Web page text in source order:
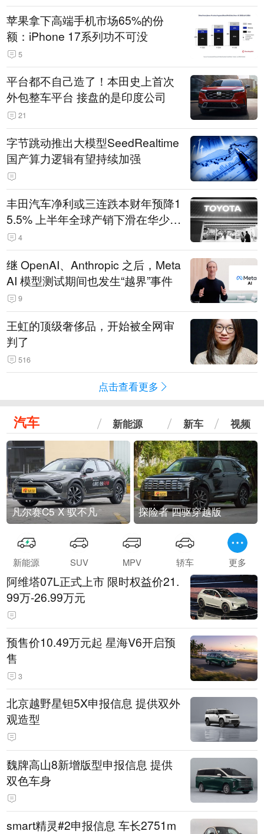
苹果拿下高端手机市场65%的份
额：iPhone 17系列功不可没
5
平台都不自己造了！本田史上首次
外包整车平台 接盘的是印度公司
21
字节跳动推出大模型SeedRealtime
国产算力逻辑有望持续加强
丰田汽车净利或三连跌本财年预降1
5.5% 上半年全球产销下滑在华少卖
14.3万辆
4
继 OpenAI、Anthropic 之后，Meta
AI 模型测试期间也发生“越界”事件
9
王虹的顶级奢侈品，开始被全网审
判了
516
点击查看更多
汽车 新能源 新车 视频
凡尔赛C5 X 驭不凡 探险者 四驱穿越版
新能源 SUV MPV 轿车 更多
阿维塔07L正式上市 限时权益价21.
99万-26.99万元
预售价10.49万元起 星海V6开启预
售
3
北京越野星钽5X申报信息 提供双外
观造型
魏牌高山8新增版型申报信息 提供
双色车身
smart精灵#2申报信息 车长2751m